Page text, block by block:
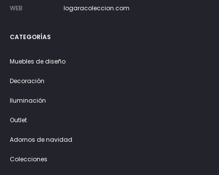
WEB
logaracoleccion.com
CATEGORÍAS
Muebles de diseño
Decoración
Iluminación
Outlet
Adornos de navidad
Colecciones